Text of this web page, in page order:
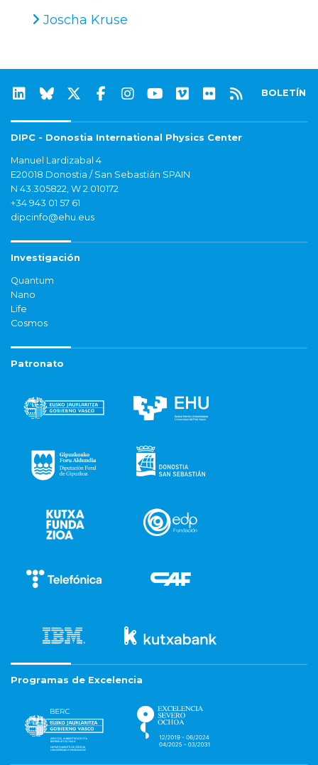
Joscha Kruse
BOLETÍN
DIPC - Donostia International Physics Center
Manuel Lardizabal 4
E20018 Donostia / San Sebastián SPAIN
N 43.305822, W 2.010172
+34 943 01 57 61
dipcinfo@ehu.eus
Investigación
Quantum
Nano
Life
Cosmos
Patronato
Programas de Excelencia